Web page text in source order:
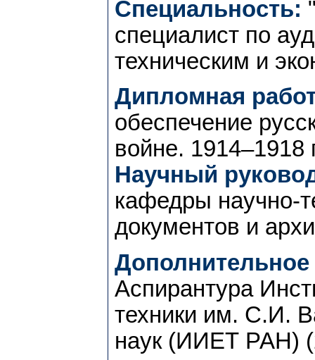
Специальность:
специалист по
техническим и
Дипломная
обеспечение
войне.
Научный
кафедры научно-
документов и
Дополнительное
Аспирантура
техники им. С.И.
наук (ИИЕТ РАН)